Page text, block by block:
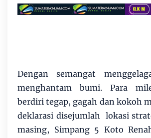
Dengan semangat
menghantam bumi. Para
berdiri tegap, gagah dan kokoh
deklarasi disejumlah lokasi
masing, Simpang 5 Koto